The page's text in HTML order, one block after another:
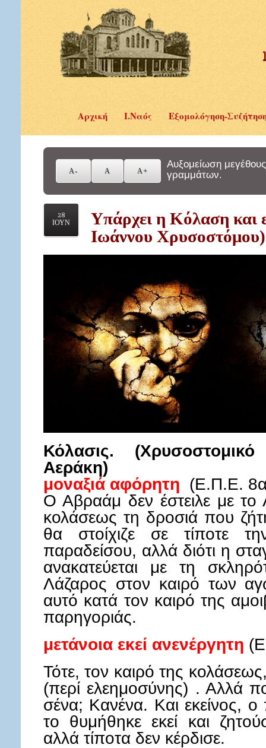
Αρχική Ι.Ναός Εξομολόγηση-
Αυξομείωση μεγέθους
γραμμάτων.
28
ΙΟΥΝ
Υπάρχει η Kόλαση και
Ιωάννου Χρυσοστόμου)
Κόλασις.
Αεράκη)
μοναξιά αφόρητη (Ε.Π.Ε.
Ο Αβραάμ δεν έστειλε με
κολάσεως τη δροσιά που
θα στοίχιζε σε τίποτε
παραδείσου, αλλά διότι η
ανακατεύεται με τη
Λάζαρος στον καιρό των
αυτό κατά τον καιρό της
παρηγοριάς.
μετάνοια εκεί ανενέργητη
Τότε, τον καιρό της
(περί ελεημοσύνης) . Αλλά
σένα; Κανένα. Και εκείνος,
το θυμήθηκε εκεί και
αλλά τίποτα δεν κέρδισε.